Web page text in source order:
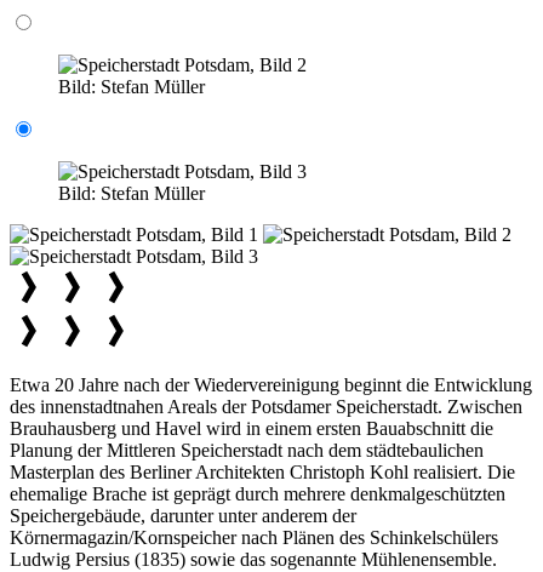
Bild: Stefan Müller
Bild: Stefan Müller
Etwa 20 Jahre nach der Wiedervereinigung beginnt die Entwicklung
des innenstadtnahen Areals der Potsdamer Speicherstadt. Zwischen
Brauhausberg und Havel wird in einem ersten Bauabschnitt die
Planung der Mittleren Speicherstadt nach dem städtebaulichen
Masterplan des Berliner Architekten Christoph Kohl realisiert. Die
ehemalige Brache ist geprägt durch mehrere denkmalgeschützten
Speichergebäude, darunter unter anderem der
Körnermagazin/Kornspeicher nach Plänen des Schinkelschülers
Ludwig Persius (1835) sowie das sogenannte Mühlenensemble.